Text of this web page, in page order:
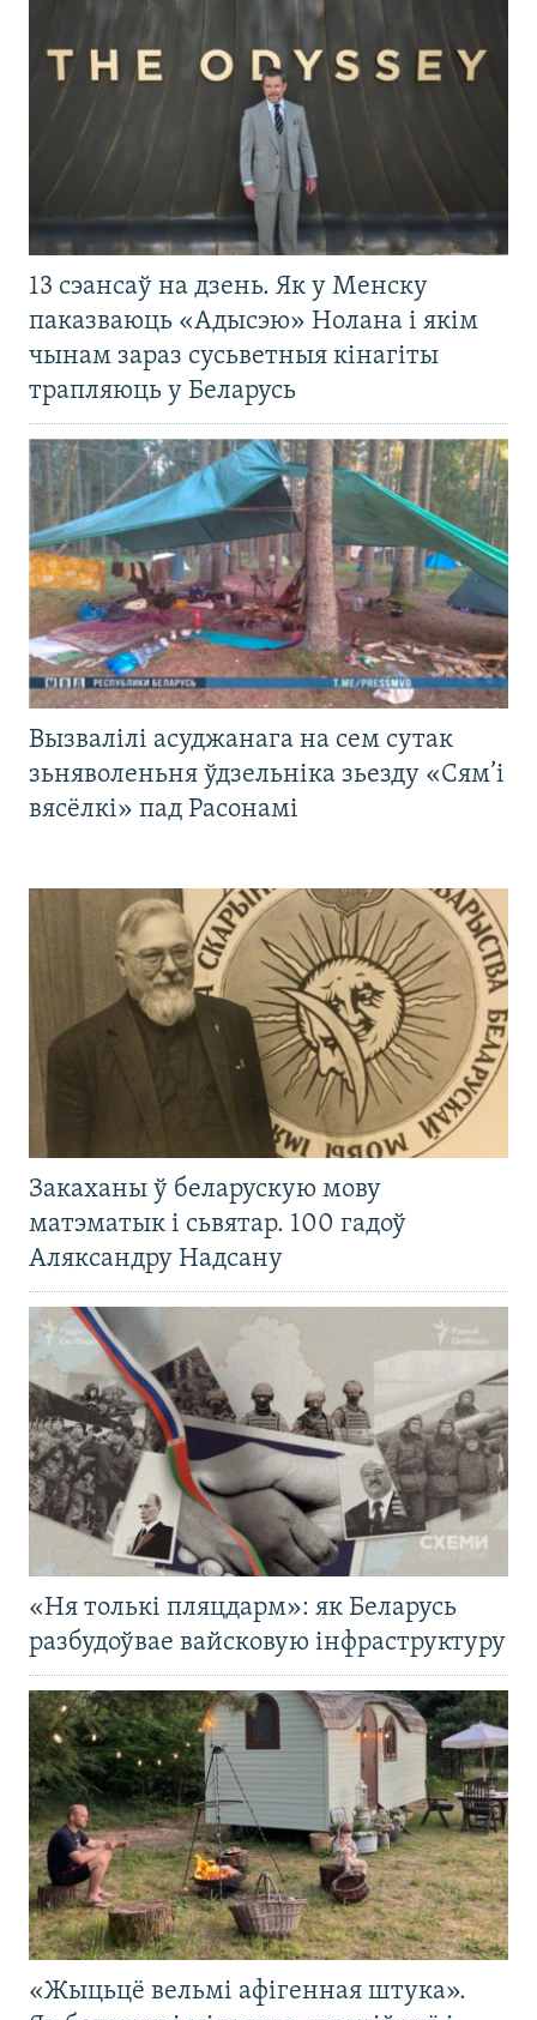
13 сэансаў на дзень. Як у Менску
паказваюць «Адысэю» Нолана і якім
чынам зараз сусьветныя кінагіты
трапляюць у Беларусь
Вызвалілі асуджанага на сем сутак
зьняволеньня ўдзельніка зьезду «Сям’і
вясёлкі» пад Расонамі
Закаханы ў беларускую мову
матэматык і сьвятар. 100 гадоў
Аляксандру Надсану
«Ня толькі пляцдарм»: як Беларусь
разбудоўвае вайсковую інфраструктуру
«Жыцьцё вельмі афігенная штука».